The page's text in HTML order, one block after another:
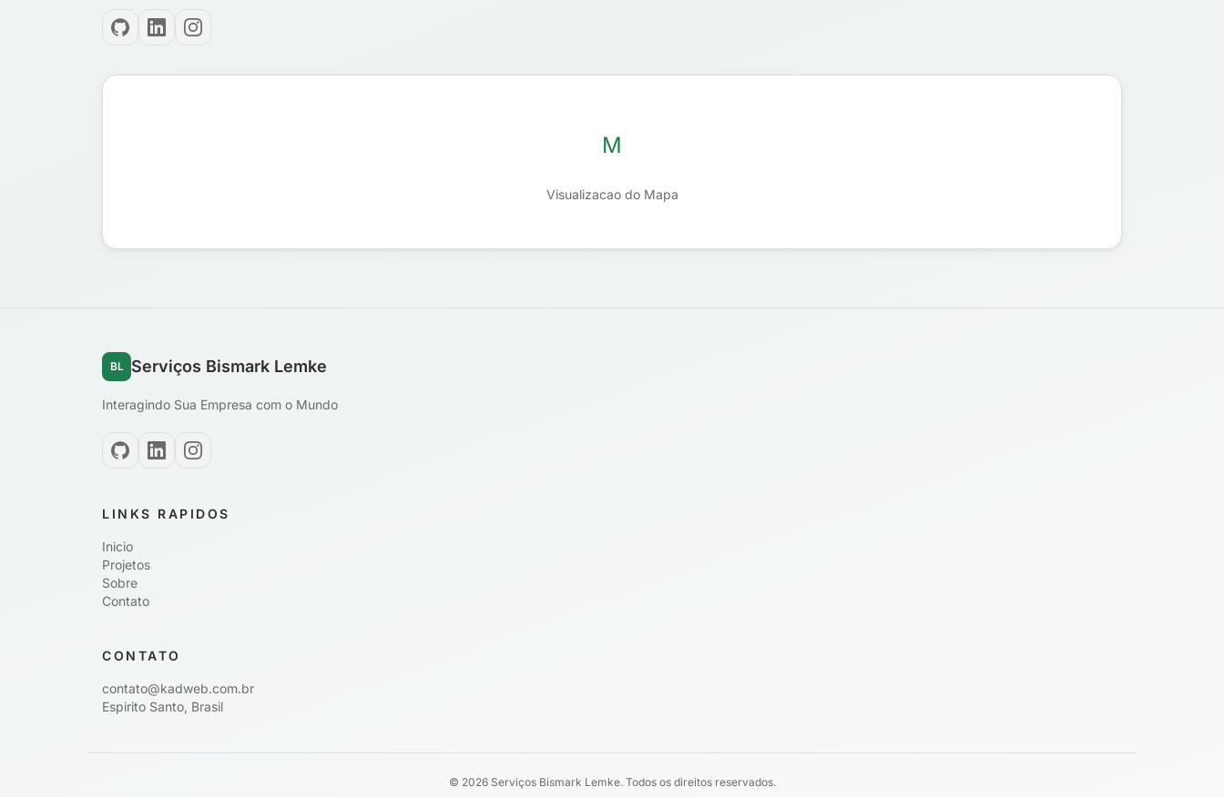
M
Visualizacao do Mapa
BL Serviços Bismark Lemke
Interagindo Sua Empresa com o Mundo
LINKS RAPIDOS
Inicio
Projetos
Sobre
Contato
CONTATO
contato@kadweb.com.br
Espirito Santo, Brasil
© 2026 Serviços Bismark Lemke. Todos os direitos reservados.